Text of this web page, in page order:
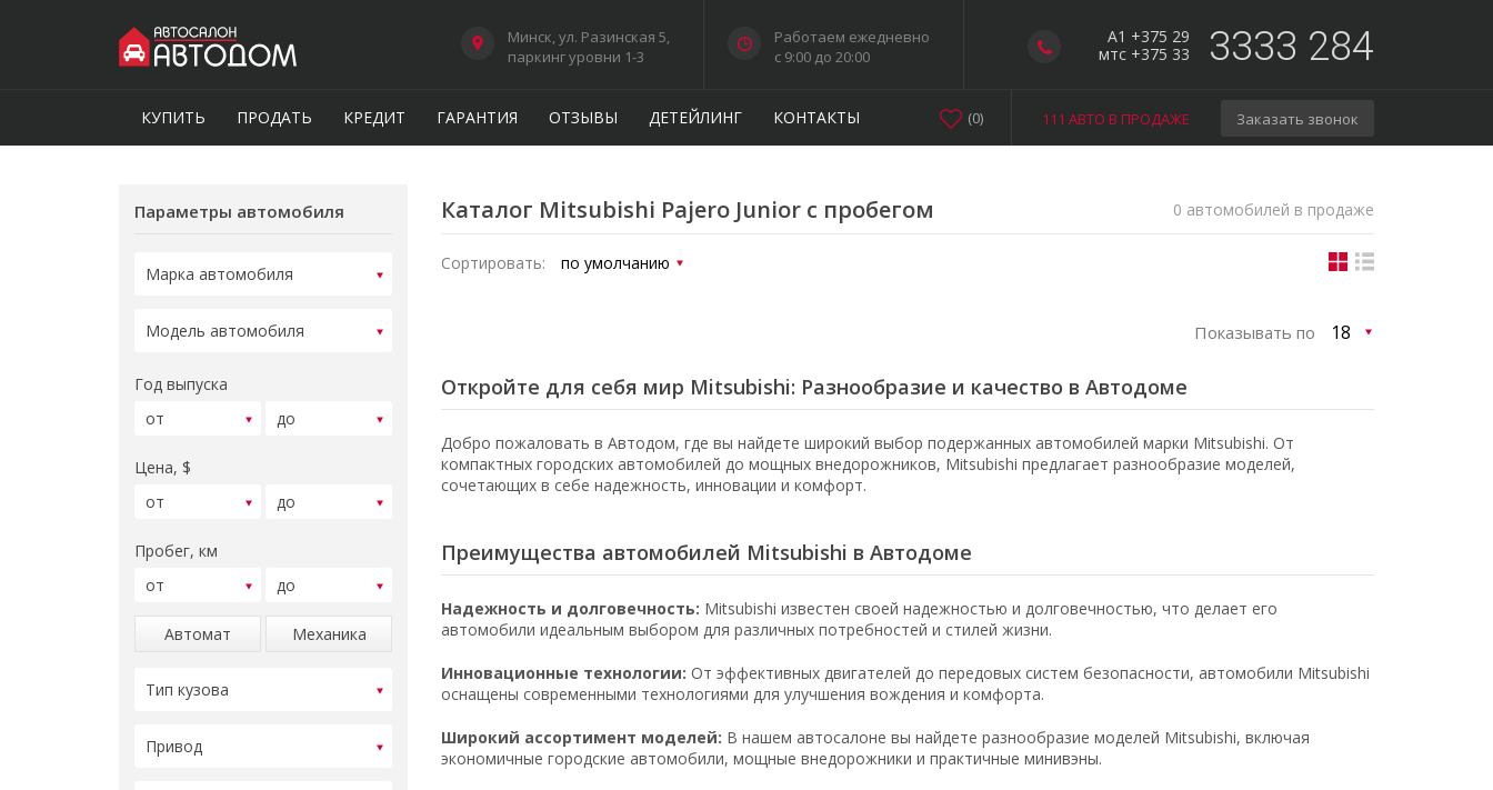
A1 +375 29
мтс +375 33
3333 284
Минск, ул. Разинская 5,
паркинг уровни 1-3
Работаем ежедневно
c 9:00 до 20:00
КУПИТЬ ПРОДАТЬ КРЕДИТ ГАРАНТИЯ ОТЗЫВЫ ДЕТЕЙЛИНГ КОНТАКТЫ 111 АВТО В ПРОДАЖЕ Заказать звонок
(0)
Параметры автомобиля
Год выпуска
Цена, $
Пробег, км
Автомат Механика
Каталог Mitsubishi Pajero Junior с пробегом 0 автомобилей в продаже
Сортировать:
Показывать по
Откройте для себя мир Mitsubishi: Разнообразие и качество в Автодоме
Добро пожаловать в Автодом, где вы найдете широкий выбор подержанных автомобилей марки Mitsubishi. От
компактных городских автомобилей до мощных внедорожников, Mitsubishi предлагает разнообразие моделей,
сочетающих в себе надежность, инновации и комфорт.
Преимущества автомобилей Mitsubishi в Автодоме
Надежность и долговечность: Mitsubishi известен своей надежностью и долговечностью, что делает его
автомобили идеальным выбором для различных потребностей и стилей жизни.
Инновационные технологии: От эффективных двигателей до передовых систем безопасности, автомобили Mitsubishi
оснащены современными технологиями для улучшения вождения и комфорта.
Широкий ассортимент моделей: В нашем автосалоне вы найдете разнообразие моделей Mitsubishi, включая
экономичные городские автомобили, мощные внедорожники и практичные минивэны.